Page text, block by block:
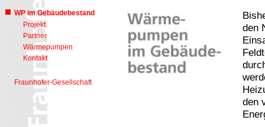
WP im Gebäudebestand
Projekt
Partner
Wärmepumpen
Kontakt
Fraunhofer-Gesellschaft
den
den